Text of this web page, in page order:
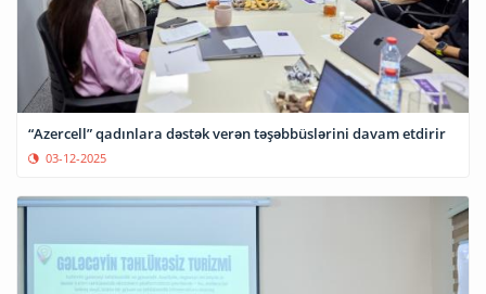
“Azercell” qadınlara dəstək verən təşəbbüslərini davam etdirir
03-12-2025